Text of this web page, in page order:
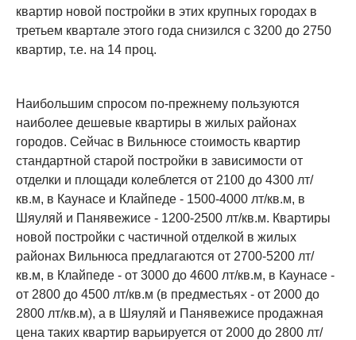
квартир новой постройки в этих крупных городах в
третьем квартале этого года снизился с 3200 до 2750
квартир, т.е. на 14 проц.
Наибольшим спросом по-прежнему пользуются
наиболее дешевые квартиры в жилых районах
городов. Сейчас в Вильнюсе стоимость квартир
стандартной старой постройки в зависимости от
отделки и площади колеблется от 2100 до 4300 лт/
кв.м, в Каунасе и Клайпеде - 1500-4000 лт/кв.м, в
Шяуляй и Панявежисе - 1200-2500 лт/кв.м. Квартиры
новой постройки с частичной отделкой в жилых
районах Вильнюса предлагаются от 2700-5200 лт/
кв.м, в Клайпеде - от 3000 до 4600 лт/кв.м, в Каунасе -
от 2800 до 4500 лт/кв.м (в предместьях - от 2000 до
2800 лт/кв.м), а в Шяуляй и Панявежисе продажная
цена таких квартир варьируется от 2000 до 2800 лт/